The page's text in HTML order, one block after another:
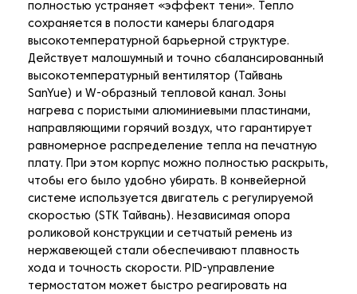
полностью устраняет «эффект тени». Тепло
сохраняется в полости камеры благодаря
высокотемпературной барьерной структуре.
Действует малошумный и точно сбалансированный
высокотемпературный вентилятор (Тайвань
SanYue) и W-образный тепловой канал. Зоны
нагрева с пористыми алюминиевыми пластинами,
направляющими горячий воздух, что гарантирует
равномерное распределение тепла на печатную
плату. При этом корпус можно полностью раскрыть,
чтобы его было удобно убирать. В конвейерной
системе используется двигатель с регулируемой
скоростью (STK Тайвань). Независимая опора
роликовой конструкции и сетчатый ремень из
нержавеющей стали обеспечивают плавность
хода и точность скорости. PID-управление
термостатом может быстро реагировать на